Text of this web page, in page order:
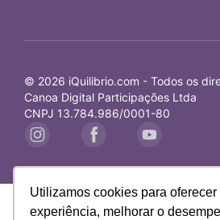
Utilizamos cookies para oferecer
experiência, melhorar o
© 2026 iQuilibrio.com - Todos os
Canoa Digital Participações Ltda
CNPJ 13.784.986/0001-80